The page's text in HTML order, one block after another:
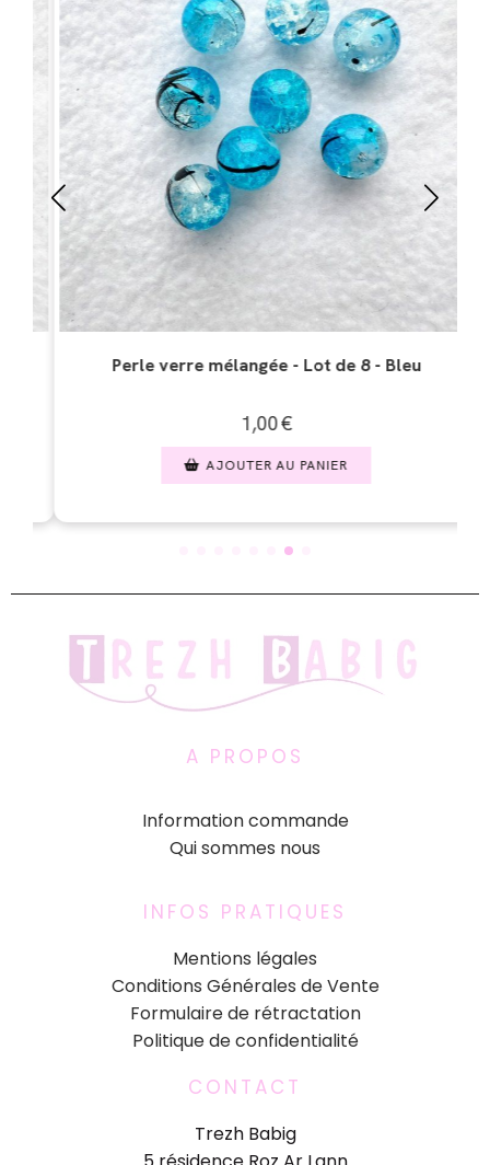
Perle verre ronde craquelée - Lot de 8 Mixte
1,00€
AJOUTER AU PANIER
A PROPOS
Information commande
Qui sommes nous
INFOS PRATIQUES
Mentions légales
Conditions Générales de Vente
Formulaire de rétractation
Politique de confidentialité
CONTACT
Trezh Babig